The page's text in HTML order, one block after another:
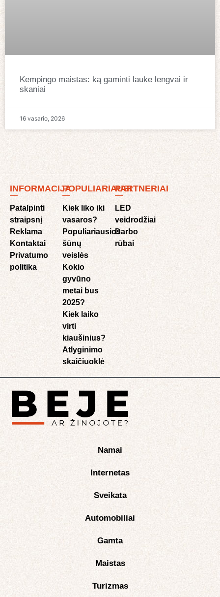
Kempingo maistas: ką gaminti lauke lengvai ir
skaniai
16 vasario, 2026
INFORMACIJA
Patalpinti
straipsnį
Reklama
Kontaktai
Privatumo
politika
POPULIARIAUSI
Kiek liko iki
vasaros?
Populiariausios
šūnų
veislės
Kokio
gyvūno
metai bus
2025?
Kiek laiko
virti
kiaušinius?
Atlyginimo
skaičiuoklė​
PARTNERIAI
LED
veidrodžiai
Darbo
rūbai
Namai
Internetas
Sveikata
Automobiliai
Gamta
Maistas
Turizmas